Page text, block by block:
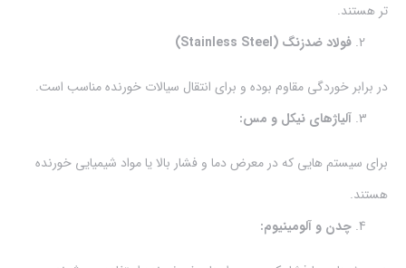
تر هستند.
فولاد ضدزنگ (Stainless Steel)
در برابر خوردگی مقاوم بوده و برای انتقال سیالات خورنده مناسب است.
آلیاژهای نیکل و مس:
برای سیستم هایی که در معرض دما و فشار بالا یا مواد شیمیایی خورنده
هستند.
چدن و آلومینیوم: